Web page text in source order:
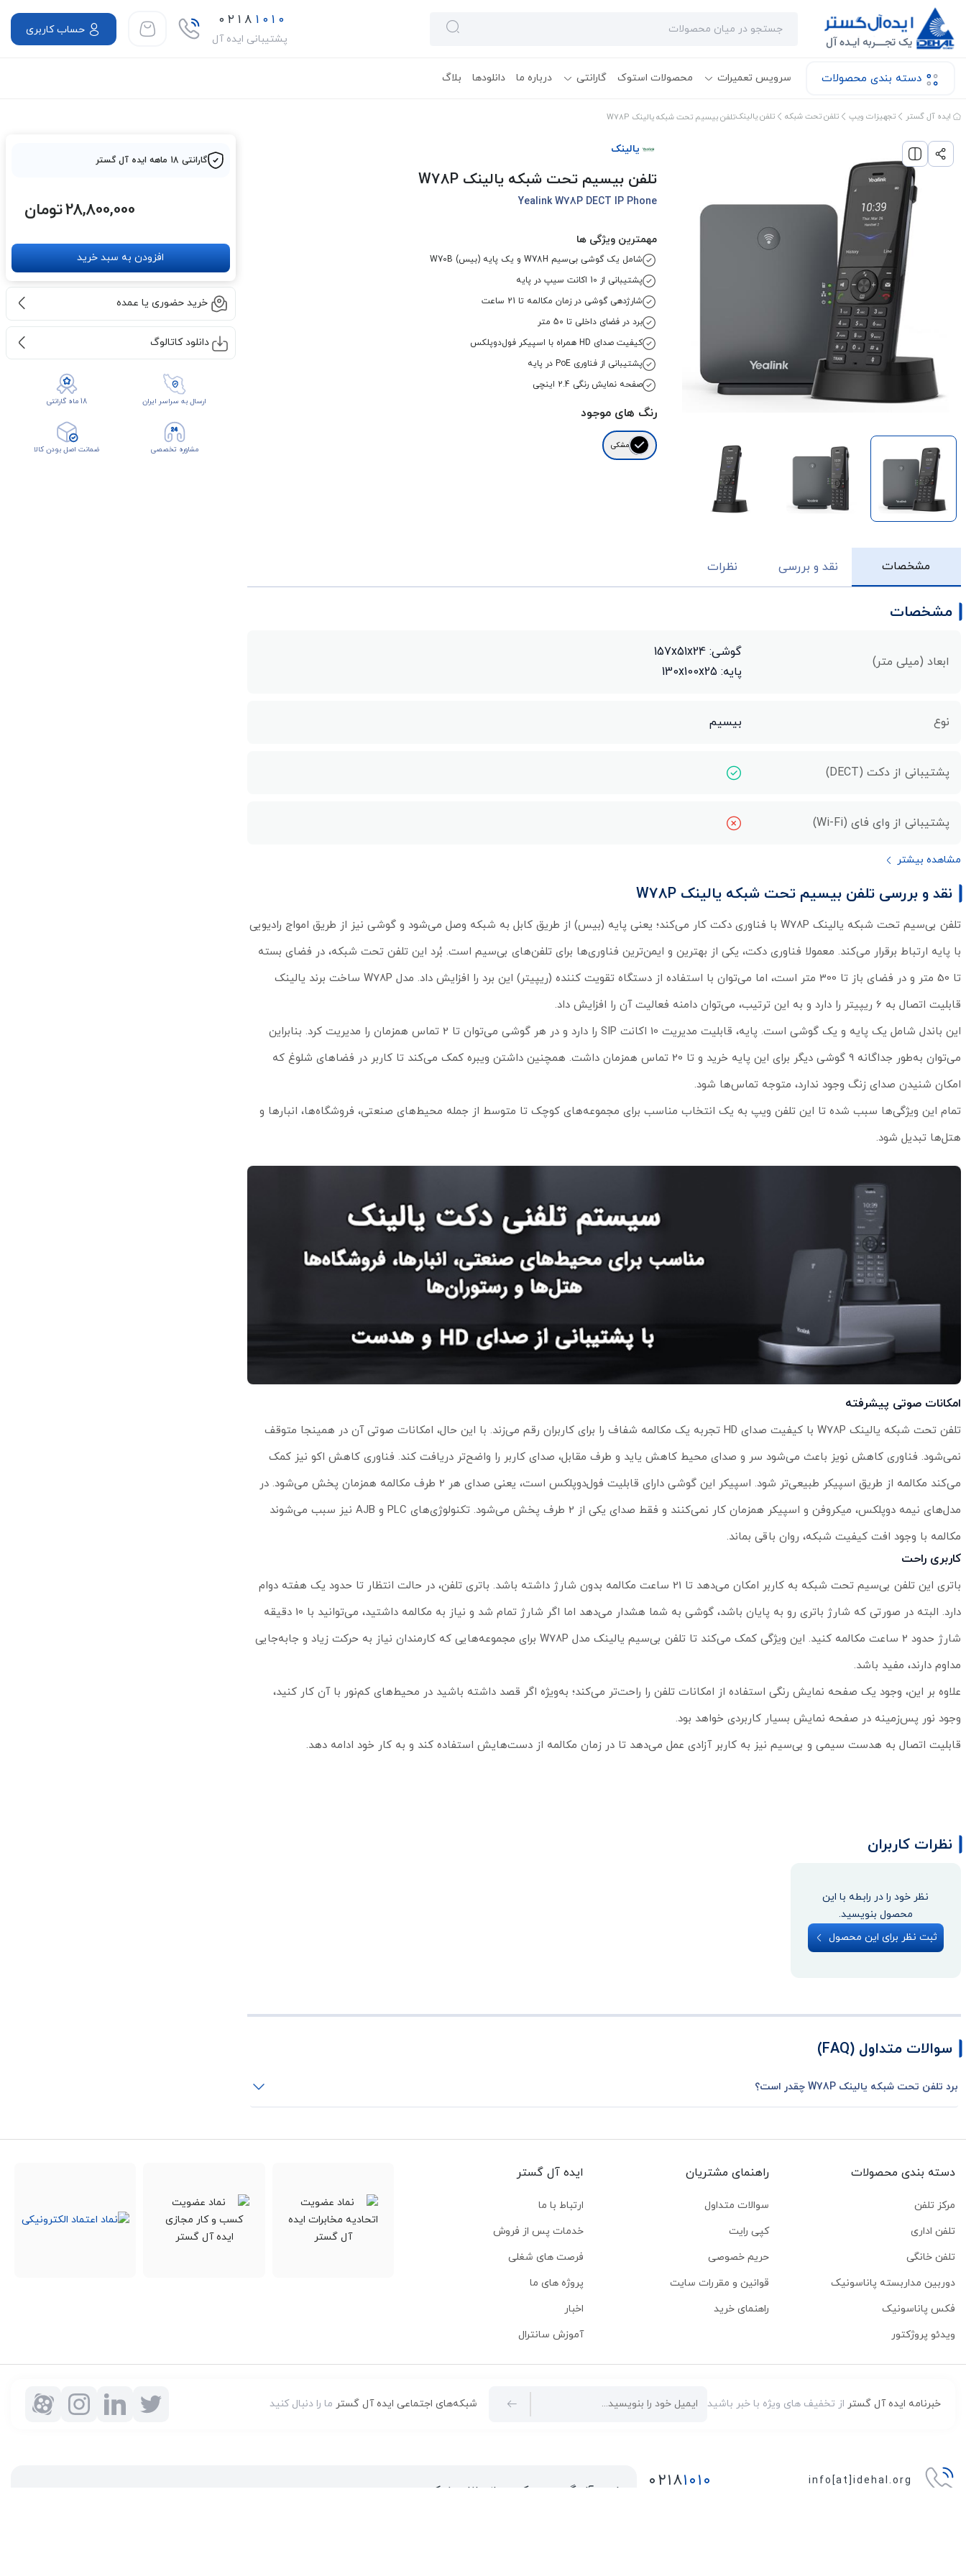
۰۲۱۸ ۱۰۱۰
پشتیبانی ایده آل
حساب کاربری
دسته بندی محصولات سرویس تعمیرات محصولات استوک گارانتی درباره ما دانلودها بلاگ
ایده آل گستر تجهیزات ویپ تلفن تحت شبکه تلفن یالینکتلفن بیسیم تحت شبکه یالینک W78P
یالینک
تلفن بیسیم تحت شبکه یالینک W78P
Yealink W78P DECT IP Phone
مهمترین ویژگی ها
شامل یک گوشی بی‌سیم W78H و یک پایه (بیس) W70B
پشتیبانی از 10 اکانت سیپ در پایه
شارژدهی گوشی در زمان مکالمه تا 21 ساعت
برد در فضای داخلی تا 50 متر
کیفیت صدای HD همراه با اسپیکر فول‌دوپلکس
پشتیبانی از فناوری PoE در پایه
صفحه نمایش رنگی 2.4 اینچی
رنگ های موجود
مشکی
مشخصات نقد و بررسی نظرات
مشخصات
ابعاد (میلی متر)
گوشی: 157x51x24
پایه: 130x100x25
نوع بیسیم
پشتیبانی از دکت (DECT)
پشتیبانی از وای فای (Wi-Fi)
مشاهده بیشتر
نقد و بررسی تلفن بیسیم تحت شبکه یالینک W78P
تلفن بی‌سیم تحت شبکه یالینک W78P با فناوری دکت کار می‌کند؛ یعنی پایه (بیس) از طریق کابل به شبکه وصل می‌شود و گوشی نیز از طریق امواج رادیویی
با پایه ارتباط برقرار می‌کند. معمولا فناوری دکت، یکی از بهترین و ایمن‌ترین فناوری‌ها برای تلفن‌های بی‌سیم است. بُرد این تلفن تحت شبکه، در فضای بسته
تا 50 متر و در فضای باز تا 300 متر است، اما می‌توان با استفاده از دستگاه تقویت کننده (ریپیتر) این برد را افزایش داد. مدل W78P ساخت برند یالینک
قابلیت اتصال به 6 ریپیتر را دارد و به این ترتیب، می‌توان دامنه فعالیت آن را افزایش داد.
این باندل شامل یک پایه و یک گوشی است. پایه، قابلیت مدیریت 10 اکانت SIP را دارد و در هر گوشی می‌توان تا 2 تماس همزمان را مدیریت کرد. بنابراین
می‌توان به‌طور جداگانه 9 گوشی دیگر برای این پایه خرید و تا 20 تماس همزمان داشت. همچنین داشتن ویبره کمک می‌کند تا کاربر در فضاهای شلوغ که
امکان شنیدن صدای زنگ وجود ندارد، متوجه تماس‌ها شود.
تمام این ویژگی‌ها سبب شده تا این تلفن ویپ به یک انتخاب مناسب برای مجموعه‌های کوچک تا متوسط از جمله محیط‌های صنعتی، فروشگاه‌ها، انبارها و
هتل‌ها تبدیل شود.
امکانات صوتی پیشرفته
تلفن تحت شبکه یالینک W78P با کیفیت صدای HD تجربه یک مکالمه شفاف را برای کاربران رقم می‌زند. با این حال، امکانات صوتی آن در همینجا متوقف
نمی‌شود. فناوری کاهش نویز باعث می‌شود سر و صدای محیط کاهش یاید و طرف مقابل، صدای کاربر را واضح‌تر دریافت کند. فناوری کاهش اکو نیز کمک
می‌کند مکالمه از طریق اسپیکر طبیعی‌تر شود. اسپیکر این گوشی دارای قابلیت فول‌دوپلکس است، یعنی صدای هر 2 طرف مکالمه همزمان پخش می‌شود. در
مدل‌های نیمه دوپلکس، میکروفن و اسپیکر همزمان کار نمی‌کنند و فقط صدای یکی از 2 طرف پخش می‌شود. تکنولوژی‌های PLC و AJB نیز سبب می‌شوند
مکالمه با وجود افت کیفیت شبکه، روان باقی بماند.
کاربری راحت
باتری این تلفن بی‌سیم تحت شبکه به کاربر امکان می‌دهد تا 21 ساعت مکالمه بدون شارژ داشته باشد. باتری تلفن، در حالت انتظار تا حدود یک هفته دوام
دارد. البته در صورتی که شارژ باتری رو به پایان باشد، گوشی به شما هشدار می‌دهد اما اگر شارژ تمام شد و نیاز به مکالمه داشتید، می‌توانید با 10 دقیقه
شارژ حدود 2 ساعت مکالمه کنید. این ویژگی کمک می‌کند تا تلفن بی‌سیم یالینک مدل W78P برای مجموعه‌هایی که کارمندان نیاز به حرکت زیاد و جابه‌جایی
مداوم دارند، مفید باشد.
علاوه بر این، وجود یک صفحه نمایش رنگی استفاده از امکانات تلفن را راحت‌تر می‌کند؛ به‌ویژه اگر قصد داشته باشید در محیط‌های کم‌نور با آن کار کنید،
وجود نور پس‌زمینه در صفحه نمایش بسیار کاربردی خواهد بود.
قابلیت اتصال به هدست سیمی و بی‌سیم نیز به کاربر آزادی عمل می‌دهد تا در زمان مکالمه از دست‌هایش استفاده کند و به کار خود ادامه دهد.
نظرات کاربران
نظر خود را در رابطه با این
محصول بنویسید.
ثبت نظر برای این محصول
سوالات متداول (FAQ)
برد تلفن تحت شبکه یالینک W78P چقدر است؟
گارانتی 18 ماهه ایده آل گستر
28,800,000تومان
افزودن به سبد خرید
خرید حضوری یا عمده
دانلود کاتالوگ
ارسال به سراسر ایران 18 ماه گارانتی
مشاوره تخصصی ضمانت اصل بودن کالا
دسته بندی محصولات
مرکز تلفن
تلفن اداری
تلفن خانگی
دوربین مداربسته پاناسونیک
فکس پاناسونیک
ویدئو پروژکتور
راهنمای مشتریان
سوالات متداول
کپی رایت
حریم خصوصی
قوانین و مقررات سایت
راهنمای خرید
ایده آل گستر
ارتباط با ما
خدمات پس از فروش
فرصت های شغلی
پروژه های ما
اخبار
آموزش سانترال
خبرنامه ایده آل گستر از تخفیف های ویژه با خبر باشید شبکه‌های اجتماعی ایده آل گستر ما را دنبال کنید
info[at]idehal.org ۰۲۱۸۱۰۱۰ ایده آل گستر، مرکز مجاز پاناسونیک